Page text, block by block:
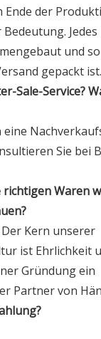
Ende der
und
gepackt ist.
Sale-Service?
eine
Sie bei
richtigen Waren
Der Kern unserer
ist Ehrlichkeit
Gründung ein
Partner von